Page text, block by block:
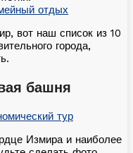
отдых
вот наш список из 10
города,
башня
Измира и наиболее